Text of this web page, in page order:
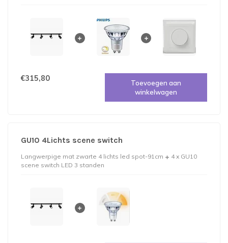
€315,80
Toevoegen aan
winkelwagen
GU10 4Lichts scene switch
Langwerpige mat zwarte 4 lichts led spot-91cm
4 x GU10
scene switch LED 3 standen